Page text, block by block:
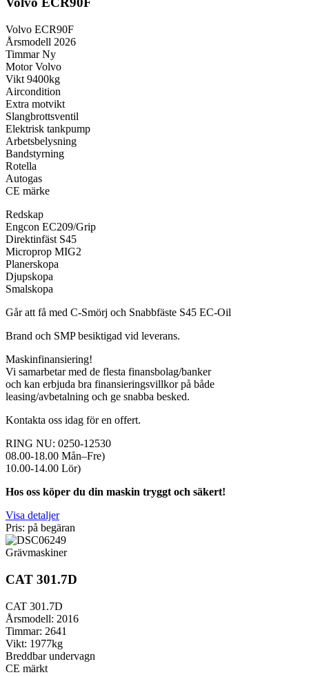
Volvo ECR90F
Årsmodell 2026
Timmar Ny
Motor Volvo
Vikt 9400kg
Aircondition
Extra motvikt
Slangbrottsventil
Elektrisk tankpump
Arbetsbelysning
Bandstyrning
Rotella
Autogas
CE märke
Redskap
Engcon EC209/Grip
Direktinfäst S45
Microprop MIG2
Planerskopa
Djupskopa
Smalskopa
Går att få med C-Smörj och Snabbfäste S45 EC-Oil
Brand och SMP besiktigad vid leverans.
Maskinfinansiering!
Vi samarbetar med de flesta finansbolag/banker
och kan erbjuda bra finansieringsvillkor på både
leasing/avbetalning och ge snabba besked.
Kontakta oss idag för en offert.
RING NU: 0250-12530
08.00-18.00 Mån–Fre)
10.00-14.00 Lör)
Hos oss köper du din maskin tryggt och säkert!
Visa detaljer
Pris: på begäran
Grävmaskiner
CAT 301.7D
CAT 301.7D
Årsmodell: 2016
Timmar: 2641
Vikt: 1977kg
Breddbar undervagn
CE märkt